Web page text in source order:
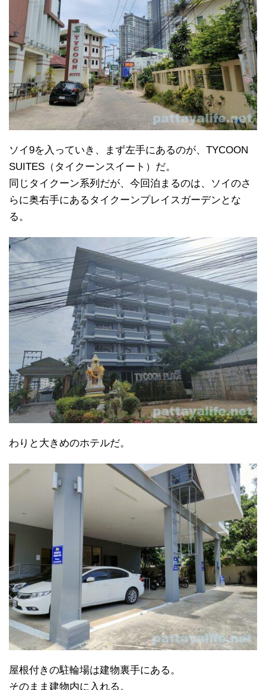
ソイ9を入っていき、まず左手にあるのが、TYCOON
SUITES（タイクーンスイート）だ。
同じタイクーン系列だが、今回泊まるのは、ソイのさ
らに奥右手にあるタイクーンプレイスガーデンとな
る。
わりと大きめのホテルだ。
屋根付きの駐輪場は建物裏手にある。
そのまま建物内に入れる。